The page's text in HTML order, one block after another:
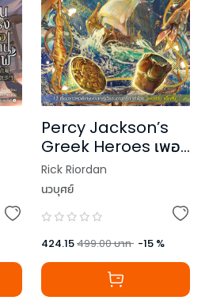
Percy Jackson’s
Greek Heroes เพอร์
ซีย์ แจ็กสัน กับตำนาน
ยอดวีรชน
Rick Riordan
นวบุศย์
424.15499.00บาท -15 %